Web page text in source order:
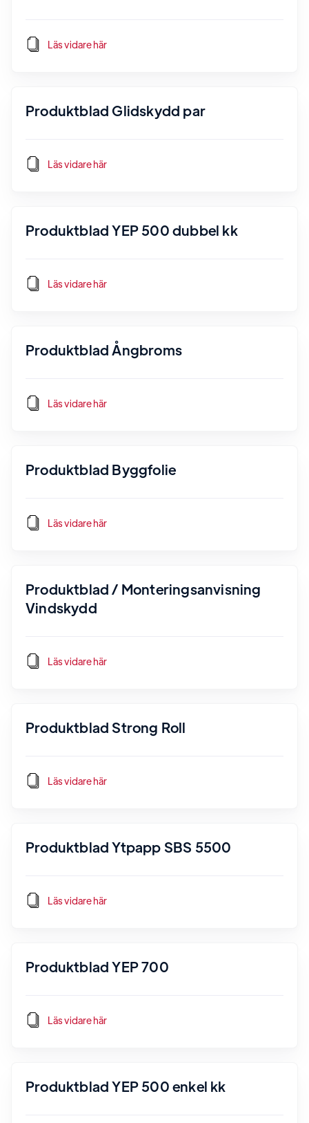
Läs vidare här
Produktblad Glidskydd par
Läs vidare här
Produktblad YEP 500 dubbel kk
Läs vidare här
Produktblad Ångbroms
Läs vidare här
Produktblad Byggfolie
Läs vidare här
Produktblad / Monteringsanvisning
Vindskydd
Läs vidare här
Produktblad Strong Roll
Läs vidare här
Produktblad Ytpapp SBS 5500
Läs vidare här
Produktblad YEP 700
Läs vidare här
Produktblad YEP 500 enkel kk